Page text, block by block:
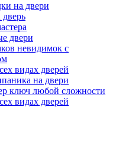
на двери
дверь
двери
невидимок с
видах дверей
на двери
ключ любой сложности
видах дверей